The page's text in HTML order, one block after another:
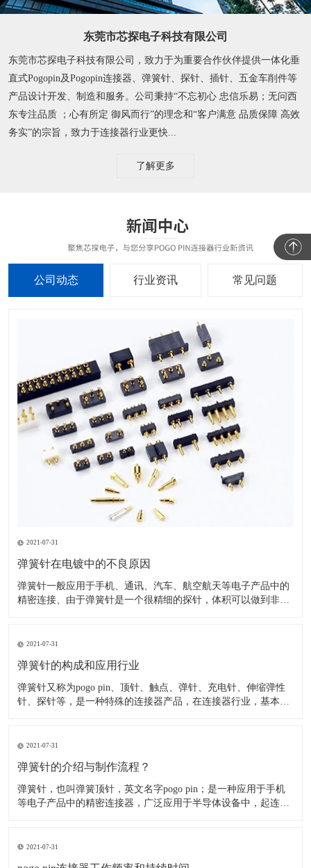
东莞市芯探电子科技有限公司
东莞市芯探电子科技有限公司，致力于为重要合作伙伴提供一体化垂
直式Pogopin及Pogopin连接器、弹簧针、探针、插针、五金车削件等
产品设计开发、制造和服务。公司秉持“不忘初心 忠信乐易；无问西
东专注品质 ；心有所定 御风而行”的理念和“客户满意 品质保障 高效
务实”的宗旨，致力于连接器行业更快...
了解更多
公司动态 行业资讯 常见问题
2021-07-31
弹簧针在电镀中的不良原因
弹簧针一般应用于手机、通讯、汽车、航空航天等电子产品中的
精密连接、由于弹簧针是一个很精细的探针，体积可以做到非常
2021-07-31
弹簧针的构成和应用行业
​弹簧针又称为pogo pin、顶针、触点、弹针、充电针、伸缩弹性
针、探针等，是一种特殊的连接器产品，在连接器行业，基本结
2021-07-31
弹簧针的介绍与制作流程？
弹簧针，也叫弹簧顶针，英文名字pogo pin；是一种应用于手机
等电子产品中的精密连接器，广泛应用于半导体设备中，起连接
至1块左右；Pogo pin是一种由针轴
2021-07-31